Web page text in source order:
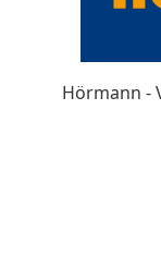
Hörmann -